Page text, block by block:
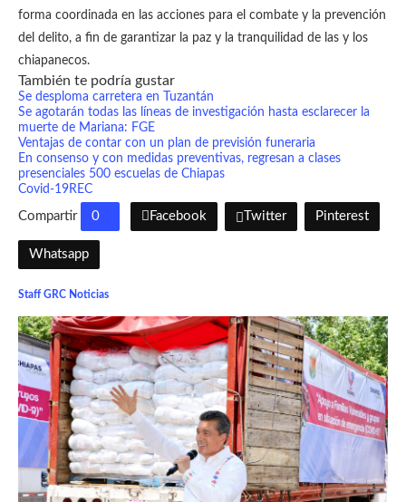
forma coordinada en las acciones para el combate y la prevención
del delito, a fin de garantizar la paz y la tranquilidad de las y los
chiapanecos.
También te podría gustar
Se desploma carretera en Tuzantán
Se agotarán todas las líneas de investigación hasta esclarecer la
muerte de Mariana: FGE
Ventajas de contar con un plan de previsión funeraria
En consenso y con medidas preventivas, regresan a clases
presenciales 500 escuelas de Chiapas
Covid-19REC
Compartir 0 Facebook Twitter Pinterest
Whatsapp
Staff GRC Noticias